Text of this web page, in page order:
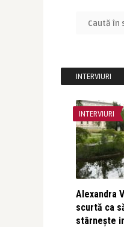
INTERVIURI
INTERVIURI
Alexandra
scurtă ca
stârnește